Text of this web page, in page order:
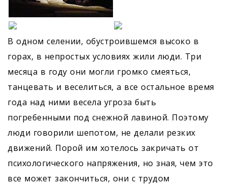
В одном селении, обустроившемся высоко в
горах, в непростых условиях жили люди. Три
месяца в году они могли громко смеяться,
танцевать и веселиться, а все остальное время
года над ними весела угроза быть
погребенными под снежной лавиной. Поэтому
люди говорили шепотом, не делали резких
движений. Порой им хотелось закричать от
психологического напряжения, но зная, чем это
все может закончиться, они с трудом